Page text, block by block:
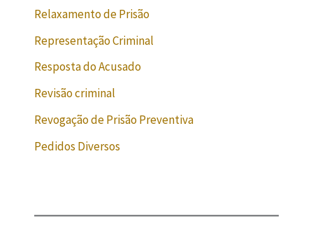
Relaxamento de Prisão
Representação Criminal
Resposta do Acusado
Revisão criminal
Revogação de Prisão Preventiva
Pedidos Diversos